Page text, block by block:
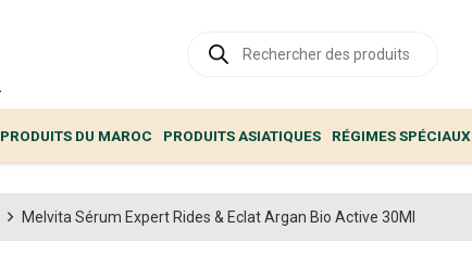
produits
PRODUITS DU MAROC PRODUITS ASIATIQUES RÉGIMES SPÉCIAUX
Melvita Sérum Expert Rides & Eclat Argan Bio Active 30Ml